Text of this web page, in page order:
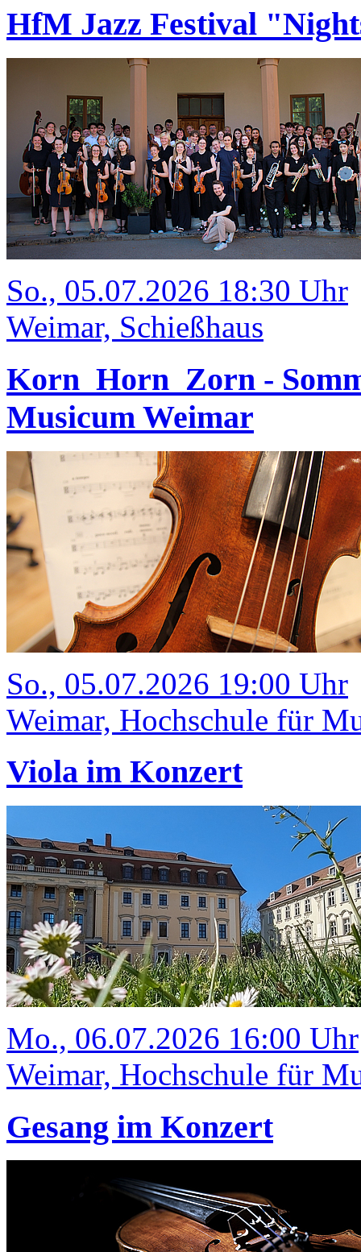
HfM Jazz Festival
So., 05.07.2026 18:30 Uhr
Weimar, Schießhaus
Korn_Horn_Zorn -
Musicum Weimar
So., 05.07.2026 19:00 Uhr
Weimar, Hochschule für
Viola im Konzert
Mo., 06.07.2026 16:00 Uhr
Weimar, Hochschule für
Gesang im Konzert